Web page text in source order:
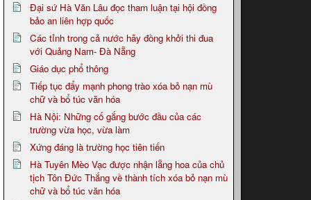
Đại sứ Hà Văn Lâu đọc tham luận tại hội đồng
bảo an liên hợp quốc
Các tỉnh trong cả nước hãy đồng khởi thi đua
với Quảng Nam- Đà Nẵng
Giáo dục phổ thông
Tiếp tục đẩy mạnh phong trào xóa bỏ nạn mù
chữ và bổ túc văn hóa
Hà Nội: Những cố gắng bước đầu của các
trường vừa học, vừa làm
Xứng đáng là trường học tiên tiến
Hà Tuyên Mèo Vạc được nhận lẵng hoa của chủ
tịch Tôn Đức Thắng về thành tích xóa bỏ nạn mù
chữ và bổ túc văn hóa